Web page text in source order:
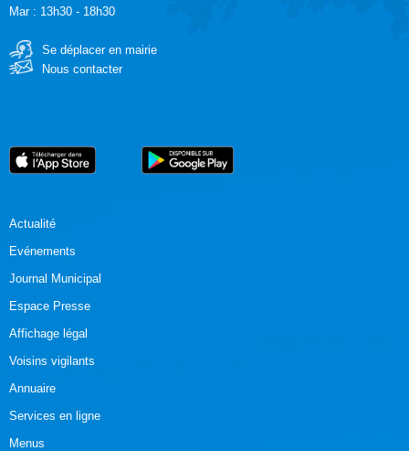
Mar : 13h30 - 18h30
Se déplacer en mairie
Nous contacter
Actualité
Evénements
Journal Municipal
Espace Presse
Affichage légal
Voisins vigilants
Annuaire
Services en ligne
Menus